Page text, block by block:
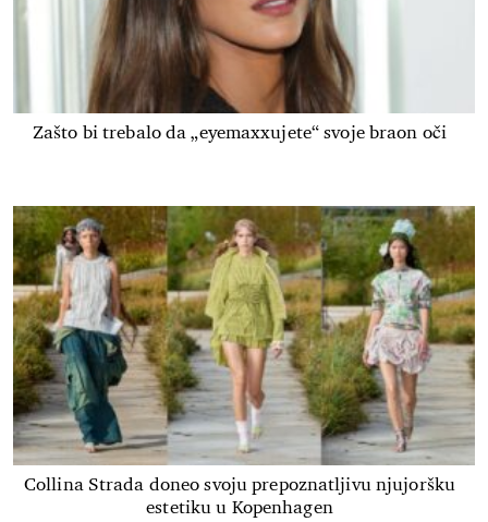
Zašto bi trebalo da „eyemaxxujete“ svoje braon oči
Collina Strada doneo svoju prepoznatljivu njujoršku
estetiku u Kopenhagen